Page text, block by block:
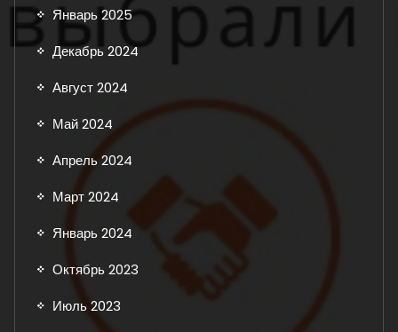
Январь 2025
Декабрь 2024
Август 2024
Май 2024
Апрель 2024
Март 2024
Январь 2024
Октябрь 2023
Июль 2023